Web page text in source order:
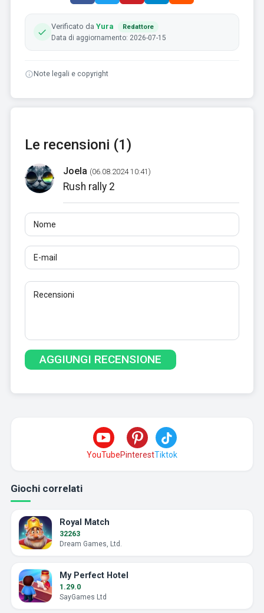
Verificato da Yura Redattore
Data di aggiornamento: 2026-07-15
Note legali e copyright
Le recensioni (1)
Joela (06.08.2024 10:41)
Rush rally 2
Nome
E-mail
Recensioni
Almeno 10 caratteri. I link non sono consentiti.
YouTubePinterestTiktok
Giochi correlati
Royal Match
32263
Dream Games, Ltd.
My Perfect Hotel
1.29.0
SayGames Ltd